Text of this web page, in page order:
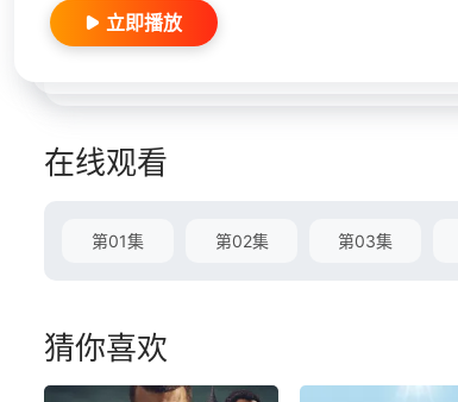
立即播放
在线观看
第01集 第02集 第03集
猜你喜欢